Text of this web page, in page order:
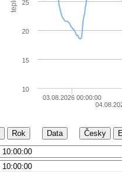
03.08.2026 00:00:00
10
15
20
25
Rok Data Česky